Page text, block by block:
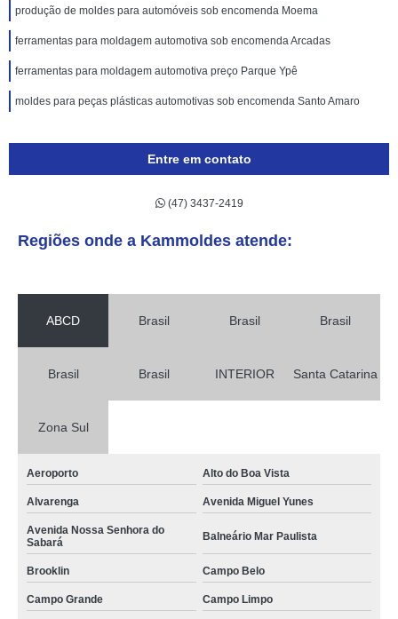
produção de moldes para automóveis sob encomenda Moema
ferramentas para moldagem automotiva sob encomenda Arcadas
ferramentas para moldagem automotiva preço Parque Ypê
moldes para peças plásticas automotivas sob encomenda Santo Amaro
Entre em contato
(47) 3437-2419
Regiões onde a Kammoldes atende:
ABCD Brasil Brasil Brasil
Brasil Brasil INTERIOR Santa Catarina
Zona Sul
Aeroporto Alto do Boa Vista
Alvarenga Avenida Miguel Yunes
Avenida Nossa Senhora do
Sabará
Balneário Mar Paulista
Brooklin Campo Belo
Campo Grande Campo Limpo